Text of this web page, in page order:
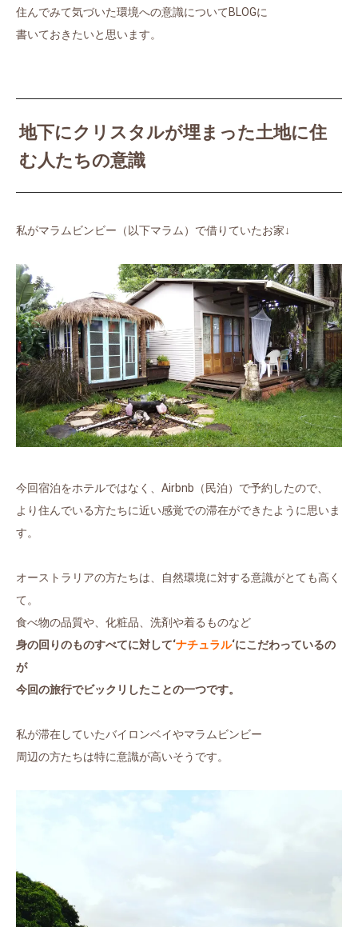
住んでみて気づいた環境への意識についてBLOGに
書いておきたいと思います。
地下にクリスタルが埋まった土地に住
む人たちの意識
私がマラムビンビー（以下マラム）で借りていたお家↓
今回宿泊をホテルではなく、Airbnb（民泊）で予約したので、
より住んでいる方たちに近い感覚での滞在ができたように思いま
す。
オーストラリアの方たちは、自然環境に対する意識がとても高く
て。
食べ物の品質や、化粧品、洗剤や着るものなど
身の回りのものすべてに対して‘ナチュラル‘にこだわっているの
が
今回の旅行でビックリしたことの一つです。
私が滞在していたバイロンベイやマラムビンビー
周辺の方たちは特に意識が高いそうです。